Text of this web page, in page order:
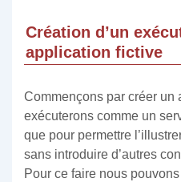
Création d’un
application fictive
Commençons par créer
exécuterons comme un
que pour permettre
sans introduire d’autres
Pour ce faire nous